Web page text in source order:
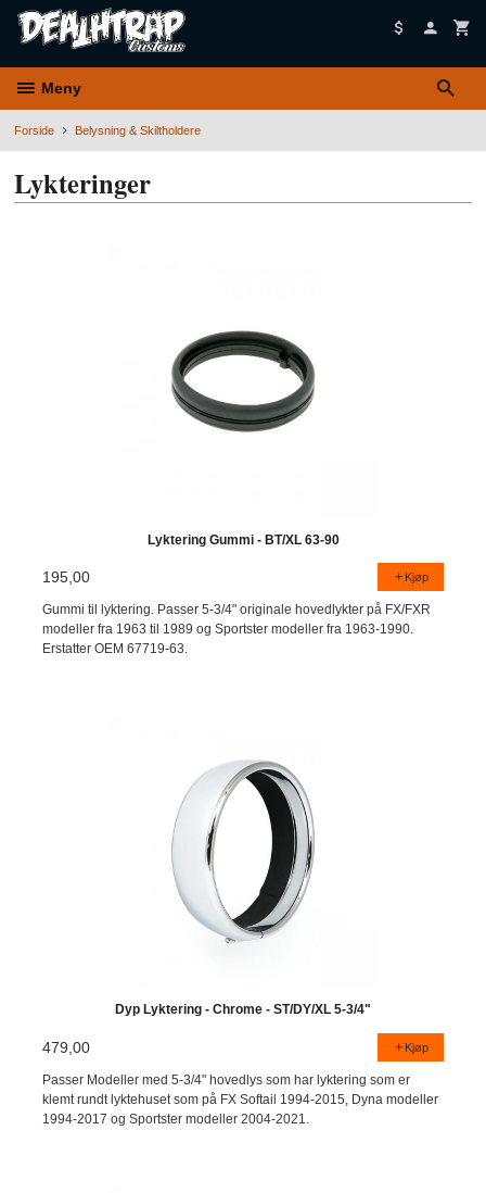
Meny
Forside Belysning & Skiltholdere
Lykteringer
Lyktering Gummi - BT/XL 63-90
195,00 Kjøp
Gummi til lyktering. Passer 5-3/4" originale hovedlykter på FX/FXR
modeller fra 1963 til 1989 og Sportster modeller fra 1963-1990.
Erstatter OEM 67719-63.
Dyp Lyktering - Chrome - ST/DY/XL 5-3/4"
479,00 Kjøp
Passer Modeller med 5-3/4" hovedlys som har lyktering som er
klemt rundt lyktehuset som på FX Softail 1994-2015, Dyna modeller
1994-2017 og Sportster modeller 2004-2021.